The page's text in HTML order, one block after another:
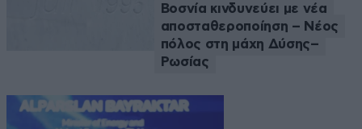
Βοσνία κινδυνεύει με νέα
αποσταθεροποίηση – Νέος
πόλος στη μάχη Δύσης–
Ρωσίας